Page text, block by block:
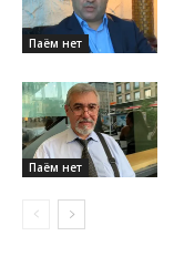
Паём нет
Паём нет